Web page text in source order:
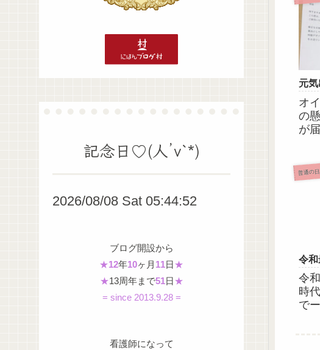
元
オ
の
が
ジ
だ
た
と
で
普通の
令和
令
時
で
ゃ
ね
記念日♡(人’v`*)
2026/08/08 Sat 05:44:53
ブログ開設から
★12年10ヶ月 11日★
★13周年まで51日★
= since 2013.9.28 =
看護師になって